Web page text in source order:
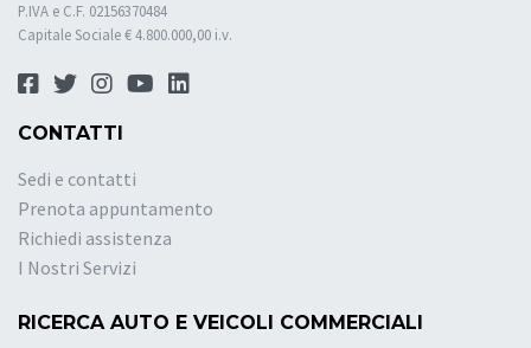
P.IVA e C.F. 02156370484
Capitale Sociale € 4.800.000,00 i.v.
CONTATTI
Sedi e contatti
Prenota appuntamento
Richiedi assistenza
I Nostri Servizi
RICERCA AUTO E VEICOLI COMMERCIALI